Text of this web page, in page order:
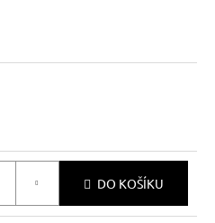
DO KOŠÍKU